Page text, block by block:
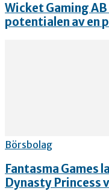
Wicket Gaming
potentialen av en
Börsbolag
Fantasma Games
Dynasty Princess